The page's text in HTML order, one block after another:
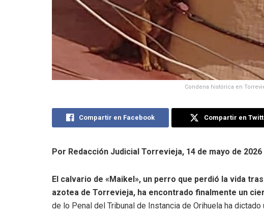
Condena histórica en
Compartir en Facebook Compartir en
Por Redacción Judicial Torrevieja, 14 de mayo de 2026
El calvario de «Maikel», un perro que perdió la vida
azotea de Torrevieja, ha encontrado finalmente un
de lo Penal del Tribunal de Instancia de Orihuela ha